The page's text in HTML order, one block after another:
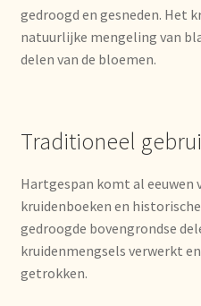
Mentions légales
Mijn Favorieten
Multilingualism
Multilinguisme
Multilingüismo.
gedroogd en gesneden. Het
natuurlijke mengeling van
delen van de bloemen.
Traditioneel
Hartgespan komt al eeuwen
kruidenboeken en
gedroogde bovengrondse
kruidenmengsels verwerkt
getrokken.